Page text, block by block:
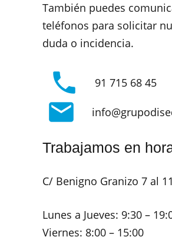
También puedes
teléfonos para solicitar
duda o incidencia.
phone 91 715 68 45
mail
Trabajamos en
C/ Benigno Granizo 7 al
Lunes a Jueves: 9:30 –
Viernes: 8:00 – 15:00